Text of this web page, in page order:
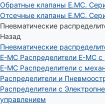
Обратные клапаны E.MC.
Отсечные клапаны E.MC.
Пневматические
Назад
Пневматические
E-MC Распределители E-MC
E-MC Распределители с
Распределители и
Распределители с
управлением